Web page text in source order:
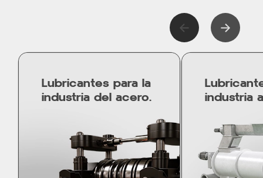
Lubricantes para la
industria del acero.
industria